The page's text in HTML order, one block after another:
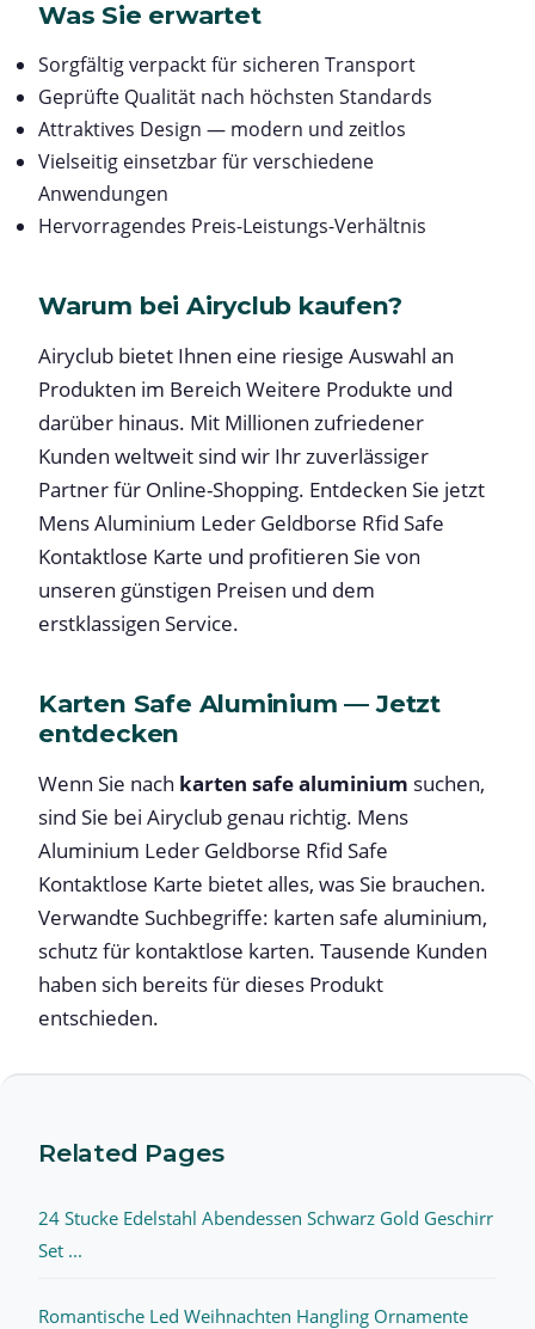
Was Sie erwartet
Sorgfältig verpackt für sicheren Transport
Geprüfte Qualität nach höchsten Standards
Attraktives Design — modern und zeitlos
Vielseitig einsetzbar für verschiedene
Anwendungen
Hervorragendes Preis-Leistungs-Verhältnis
Warum bei Airyclub kaufen?
Airyclub bietet Ihnen eine riesige Auswahl an
Produkten im Bereich Weitere Produkte und
darüber hinaus. Mit Millionen zufriedener
Kunden weltweit sind wir Ihr zuverlässiger
Partner für Online-Shopping. Entdecken Sie jetzt
Mens Aluminium Leder Geldborse Rfid Safe
Kontaktlose Karte und profitieren Sie von
unseren günstigen Preisen und dem
erstklassigen Service.
Karten Safe Aluminium — Jetzt
entdecken
Wenn Sie nach karten safe aluminium suchen,
sind Sie bei Airyclub genau richtig. Mens
Aluminium Leder Geldborse Rfid Safe
Kontaktlose Karte bietet alles, was Sie brauchen.
Verwandte Suchbegriffe: karten safe aluminium,
schutz für kontaktlose karten. Tausende Kunden
haben sich bereits für dieses Produkt
entschieden.
Related Pages
24 Stucke Edelstahl Abendessen Schwarz Gold Geschirr
Set ...
Romantische Led Weihnachten Hangling Ornamente